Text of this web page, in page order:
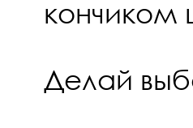
кончиком
Делай